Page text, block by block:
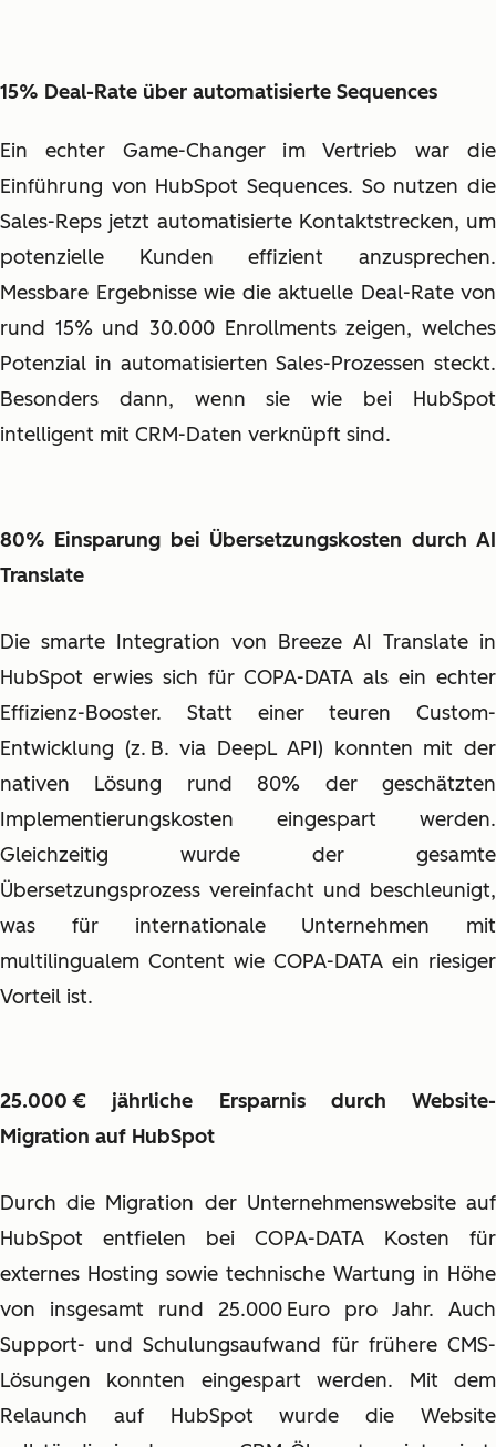
15% Deal-Rate über automatisierte Sequences
Ein echter Game-Changer im Vertrieb war die
Einführung von HubSpot Sequences. So nutzen die
Sales-Reps jetzt automatisierte Kontaktstrecken, um
potenzielle Kunden effizient anzusprechen.
Messbare Ergebnisse wie die aktuelle Deal-Rate von
rund 15% und 30.000 Enrollments zeigen, welches
Potenzial in automatisierten Sales-Prozessen steckt.
Besonders dann, wenn sie wie bei HubSpot
intelligent mit CRM-Daten verknüpft sind.
80% Einsparung bei Übersetzungskosten durch AI
Translate
Die smarte Integration von Breeze AI Translate in
HubSpot erwies sich für COPA-DATA als ein echter
Effizienz-Booster. Statt einer teuren Custom-
Entwicklung (z. B. via DeepL API) konnten mit der
nativen Lösung rund 80% der geschätzten
Implementierungskosten eingespart werden.
Gleichzeitig wurde der gesamte
Übersetzungsprozess vereinfacht und beschleunigt,
was für internationale Unternehmen mit
multilingualem Content wie COPA-DATA ein riesiger
Vorteil ist.
25.000 € jährliche Ersparnis durch Website-
Migration auf HubSpot
Durch die Migration der Unternehmenswebsite auf
HubSpot entfielen bei COPA-DATA Kosten für
externes Hosting sowie technische Wartung in Höhe
von insgesamt rund 25.000 Euro pro Jahr. Auch
Support- und Schulungsaufwand für frühere CMS-
Lösungen konnten eingespart werden. Mit dem
Relaunch auf HubSpot wurde die Website